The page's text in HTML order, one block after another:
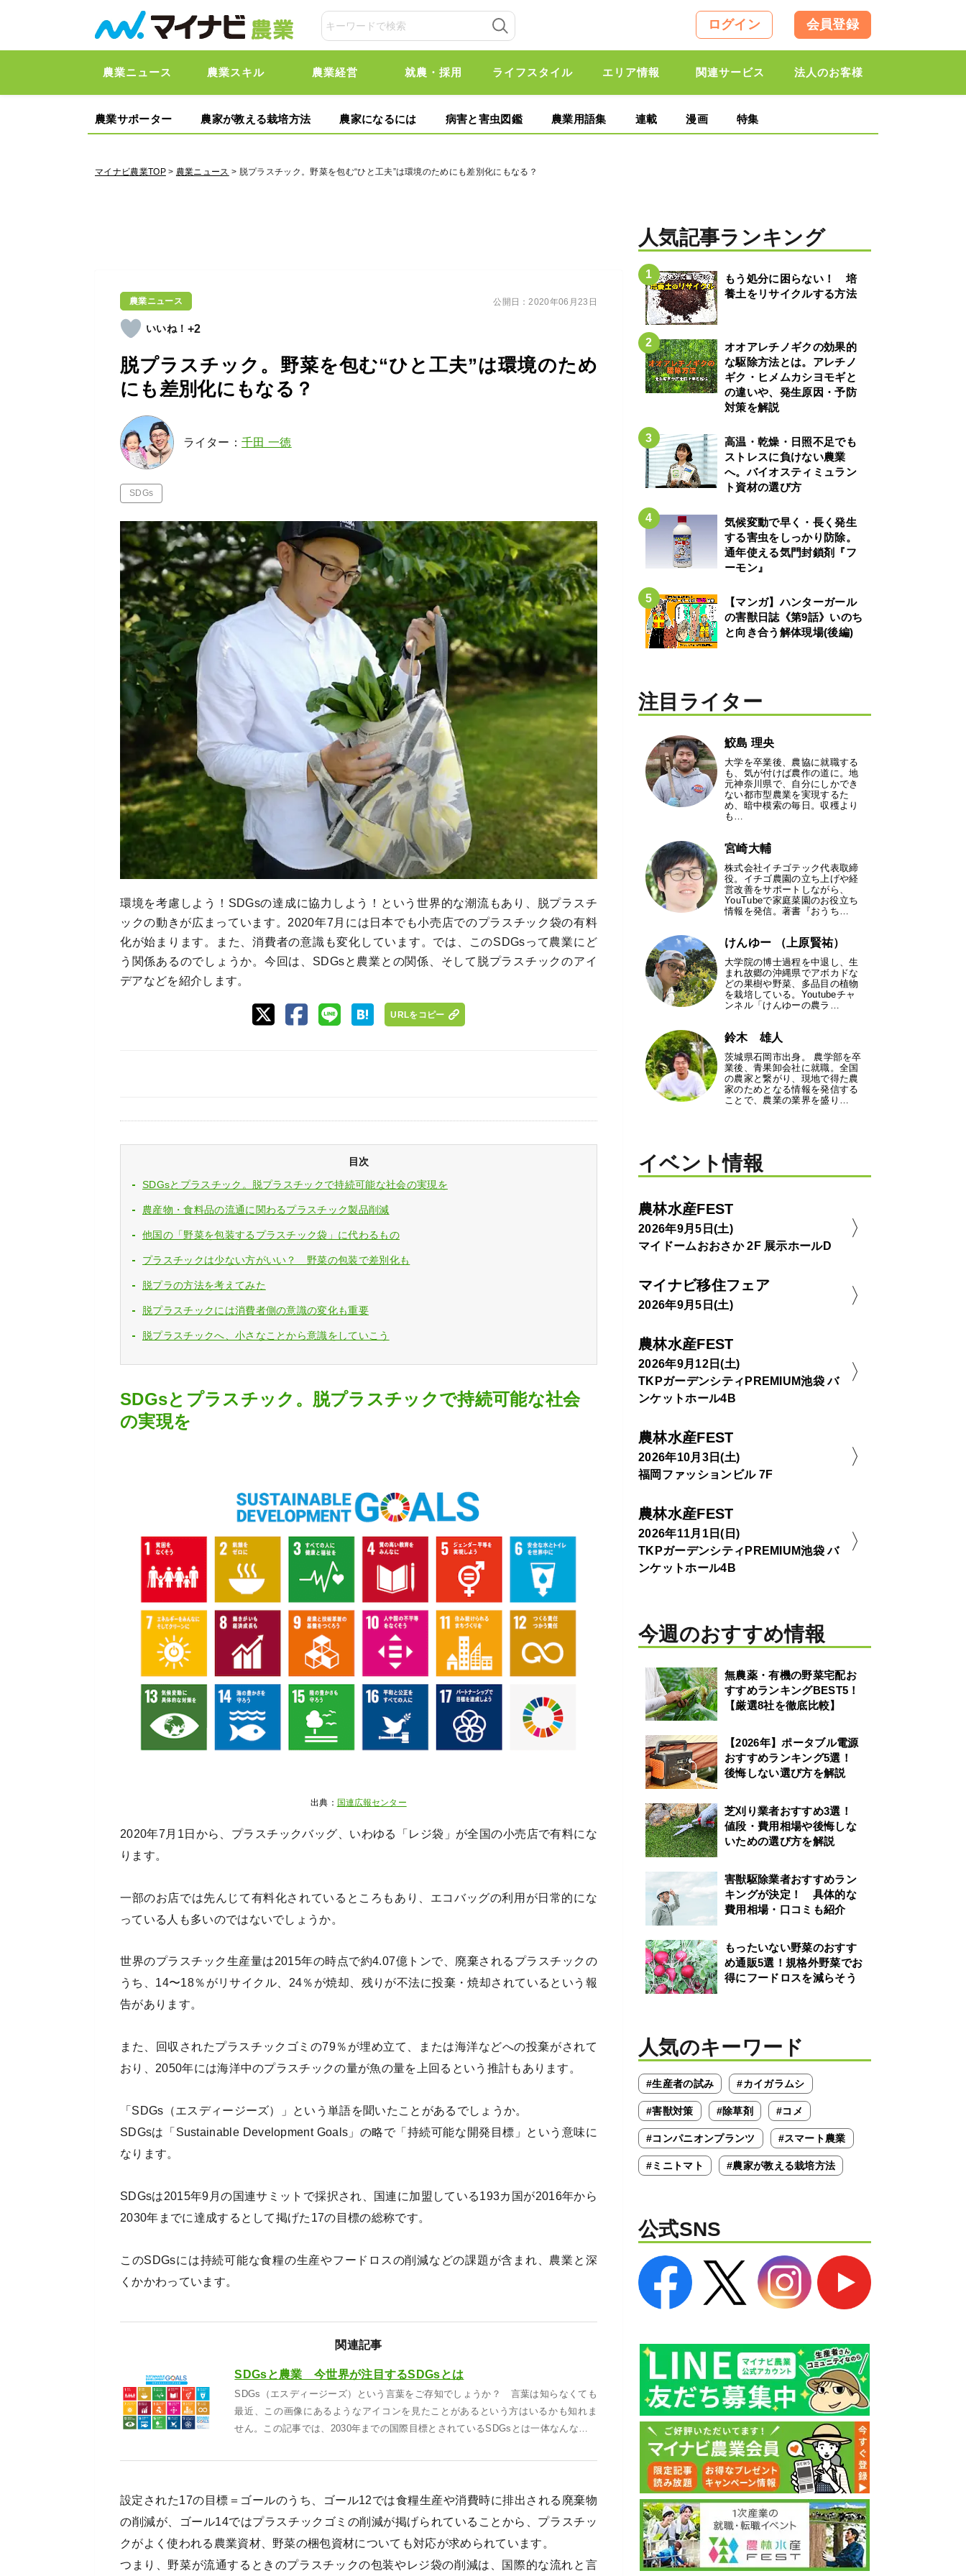
ログイン 会員登録
農業ニュース 農業スキル 農業経営 就農・採用 ライフスタイル エリア情報 関連サービス 法人のお客様
農業サポーター 農家が教える栽培方法 農家になるには 病害と害虫図鑑 農業用語集 連載 漫画 特集
マイナビ農業TOP> 農業ニュース > 脱プラスチック。野菜を包む“ひと工夫”は環境のためにも差別化にもなる？
農業ニュース
+2
脱プラスチック。野菜を包む“ひと工夫”は環境のため
にも差別化にもなる？
ライター：千田 一徳
SDGs
公開日：2020年06月23日
環境を考慮しよう！SDGsの達成に協力しよう！という世界的な潮流もあり、脱プラスチ
ックの動きが広まっています。2020年7月には日本でも小売店でのプラスチック袋の有料
化が始まります。また、消費者の意識も変化しています。では、このSDGsって農業にど
う関係あるのでしょうか。今回は、SDGsと農業との関係、そして脱プラスチックのアイ
デアなどを紹介します。
URLをコピー
目次
SDGsとプラスチック。脱プラスチックで持続可能な社会の実現を
農産物・食料品の流通に関わるプラスチック製品削減
他国の「野菜を包装するプラスチック袋」に代わるもの
プラスチックは少ない方がいい？ 野菜の包装で差別化も
脱プラの方法を考えてみた
脱プラスチックには消費者側の意識の変化も重要
脱プラスチックへ、小さなことから意識をしていこう
SDGsとプラスチック。脱プラスチックで持続可能な社会
の実現を
出典： 国連広報センター
2020年7月1日から、プラスチックバッグ、いわゆる「レジ袋」が全国の小売店で有料にな
ります。
一部のお店では先んじて有料化されているところもあり、エコバッグの利用が日常的にな
っている人も多いのではないでしょうか。
世界のプラスチック生産量は2015年の時点で約4.07億トンで、廃棄されるプラスチックの
うち、14〜18％がリサイクル、24％が焼却、残りが不法に投棄・焼却されているという報
告があります。
また、回収されたプラスチックゴミの79％が埋め立て、または海洋などへの投棄がされて
おり、2050年には海洋中のプラスチックの量が魚の量を上回るという推計もあります。
「SDGs（エスディージーズ）」という単語を聞いたことがあるでしょうか。
SDGsは「Sustainable Development Goals」の略で「持続可能な開発目標」という意味に
なります。
SDGsは2015年9月の国連サミットで採択され、国連に加盟している193カ国が2016年から
2030年までに達成するとして掲げた17の目標の総称です。
このSDGsには持続可能な食糧の生産やフードロスの削減などの課題が含まれ、農業と深
くかかわっています。
関連記事
SDGsと農業 今世界が注目するSDGsとは
SDGs（エスディージーズ）という言葉をご存知でしょうか？ 言葉は知らなくても
最近、この画像にあるようなアイコンを見たことがあるという方はいるかも知れま
せん。この記事では、2030年までの国際目標とされているSDGsとは一体なんな…
設定された17の目標＝ゴールのうち、ゴール12では食糧生産や消費時に排出される廃棄物
の削減が、ゴール14ではプラスチックゴミの削減が掲げられていることから、プラスチッ
クがよく使われる農業資材、野菜の梱包資材についても対応が求められています。
つまり、野菜が流通するときのプラスチックの包装やレジ袋の削減は、国際的な流れと言
人気記事ランキング
もう処分に困らない！ 培
養土をリサイクルする方法
オオアレチノギクの効果的
な駆除方法とは。アレチノ
ギク・ヒメムカシヨモギと
の違いや、発生原因・予防
対策を解説
高温・乾燥・日照不足でも
ストレスに負けない農業
へ。バイオスティミュラン
ト資材の選び方
気候変動で早く・長く発生
する害虫をしっかり防除。
通年使える気門封鎖剤『フ
ーモン』
【マンガ】ハンターガール
の害獣日誌《第9話》いのち
と向き合う解体現場(後編)
注目ライター
鮫島 理央
大学を卒業後、農協に就職する
も、気が付けば農作の道に。地
元神奈川県で、自分にしかでき
ない都市型農業を実現するた
め、暗中模索の毎日。収穫より
も…
宮崎大輔
株式会社イチゴテック代表取締
役。イチゴ農園の立ち上げや経
営改善をサポートしながら、
YouTubeで家庭菜園のお役立ち
情報を発信。著書『おうち…
けんゆー （上原賢祐）
大学院の博士過程を中退し、生
まれ故郷の沖縄県でアボカドな
どの果樹や野菜、多品目の植物
を栽培している。Youtubeチャ
ンネル「けんゆーの農ラ…
鈴木 雄人
茨城県石岡市出身。 農学部を卒
業後、青果卸会社に就職。全国
の農家と繋がり、現地で得た農
家のためとなる情報を発信する
ことで、農業の業界を盛り…
イベント情報
農林水産FEST
2026年9月5日(土)
マイドームおおさか 2F 展示ホールD
マイナビ移住フェア
2026年9月5日(土)
農林水産FEST
2026年9月12日(土)
TKPガーデンシティPREMIUM池袋 バ
ンケットホール4B
農林水産FEST
2026年10月3日(土)
福岡ファッションビル 7F
農林水産FEST
2026年11月1日(日)
TKPガーデンシティPREMIUM池袋 バ
ンケットホール4B
今週のおすすめ情報
無農薬・有機の野菜宅配お
すすめランキングBEST5！
【厳選8社を徹底比較】
【2026年】ポータブル電源
おすすめランキング5選！
後悔しない選び方を解説
芝刈り業者おすすめ3選！
値段・費用相場や後悔しな
いための選び方を解説
害獣駆除業者おすすめラン
キングが決定！ 具体的な
費用相場・口コミも紹介
もったいない野菜のおすす
め通販5選！規格外野菜でお
得にフードロスを減らそう
人気のキーワード
#生産者の試み #カイガラムシ
#害獣対策 #除草剤 #コメ
#コンパニオンプランツ #スマート農業
#ミニトマト #農家が教える栽培方法
公式SNS